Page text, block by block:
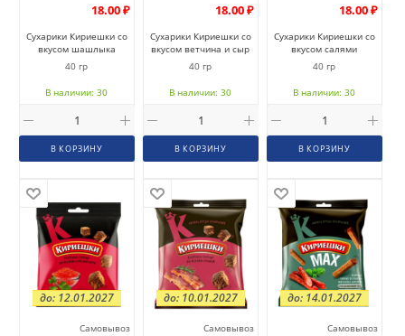
18.00 ₽
Сухарики Кириешки со
вкусом шашлыка
40 гр
В наличии: 30
В КОРЗИНУ
18.00 ₽
Сухарики Кириешки со
вкусом ветчина и сыр
40 гр
В наличии: 30
В КОРЗИНУ
18.00 ₽
Сухарики Кириешки со
вкусом салями
40 гр
В наличии: 30
В КОРЗИНУ
Самовывоз
до: 12.01.2027
Самовывоз
до: 10.01.2027
Самовывоз
до: 14.01.2027